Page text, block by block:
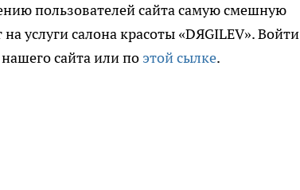
пользователей сайта самую смешную
услуги салона красоты «DЯGILEV». Войти
сайта или по этой сылке.